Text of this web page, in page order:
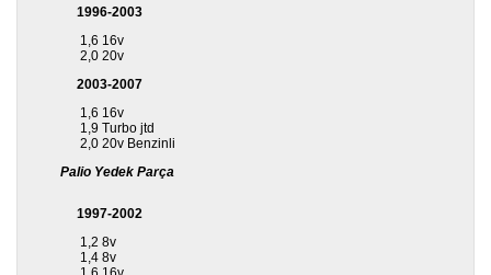
1996-2003
1,6 16v
2,0 20v
2003-2007
1,6 16v
1,9 Turbo jtd
2,0 20v Benzinli
Palio Yedek Parça
1997-2002
1,2 8v
1,4 8v